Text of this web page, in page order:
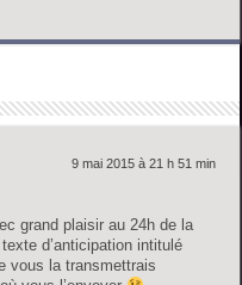
9 mai 2015 à 21 h 51 min
grand plaisir au 24h de la
d’anticipation intitulé
vous la transmettrais